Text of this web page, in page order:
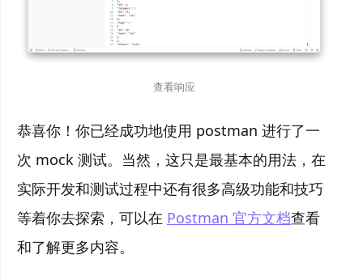
查看响应
恭喜你！你已经成功地使用 postman 进行了一
次 mock 测试。当然，这只是最基本的用法，在
实际开发和测试过程中还有很多高级功能和技巧
等着你去探索，可以在 Postman 官方文档查看
和了解更多内容。